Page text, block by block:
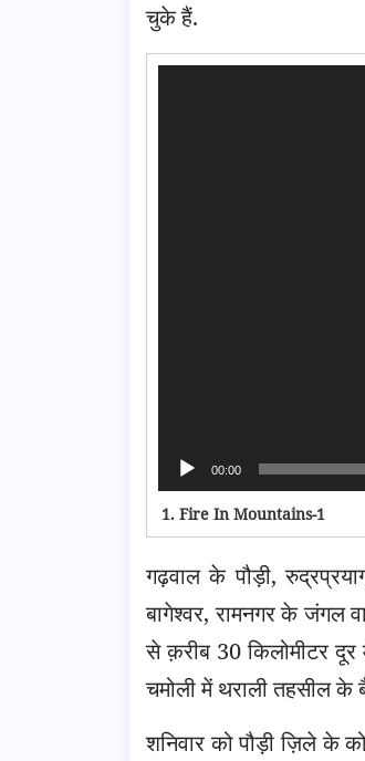
चुके हैं.
00:00
1. Fire In Mountains-1
गढ़वाल के पौड़ी,
बागेश्वर, रामनगर के जंगल
से क़रीब 30 किलोमीटर
चमोली में थराली तहसील के
शनिवार को पौड़ी ज़िले के